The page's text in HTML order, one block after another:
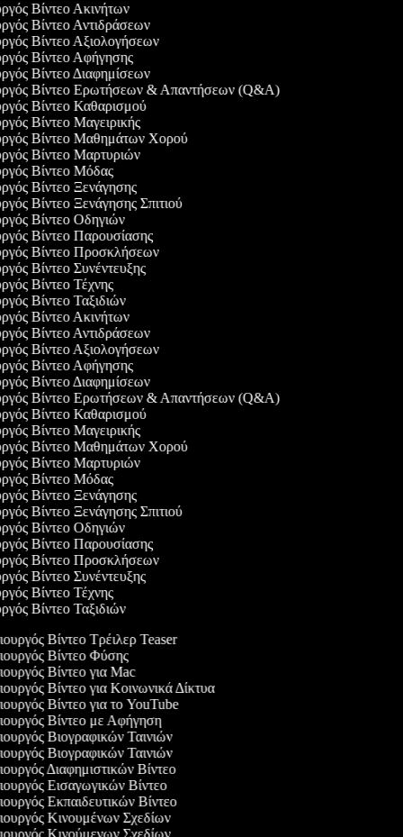
Βίντεο Ακινήτων
Βίντεο Αντιδράσεων
Βίντεο Αξιολογήσεων
Βίντεο Αφήγησης
Βίντεο Διαφημίσεων
Βίντεο Ερωτήσεων & Απαντήσεων (Q&A)
Βίντεο Καθαρισμού
Βίντεο Μαγειρικής
Βίντεο Μαθημάτων Χορού
Βίντεο Μαρτυριών
Βίντεο Μόδας
Βίντεο Ξενάγησης
Βίντεο Ξενάγησης Σπιτιού
Βίντεο Οδηγιών
Βίντεο Παρουσίασης
Βίντεο Προσκλήσεων
Βίντεο Συνέντευξης
Βίντεο Τέχνης
Βίντεο Ταξιδιών
Βίντεο Ακινήτων
Βίντεο Αντιδράσεων
Βίντεο Αξιολογήσεων
Βίντεο Αφήγησης
Βίντεο Διαφημίσεων
Βίντεο Ερωτήσεων & Απαντήσεων (Q&A)
Βίντεο Καθαρισμού
Βίντεο Μαγειρικής
Βίντεο Μαθημάτων Χορού
Βίντεο Μαρτυριών
Βίντεο Μόδας
Βίντεο Ξενάγησης
Βίντεο Ξενάγησης Σπιτιού
Βίντεο Οδηγιών
Βίντεο Παρουσίασης
Βίντεο Προσκλήσεων
Βίντεο Συνέντευξης
Βίντεο Τέχνης
Βίντεο Ταξιδιών
Βίντεο Τρέιλερ Teaser
Βίντεο Φύσης
Βίντεο για Mac
Βίντεο για Κοινωνικά Δίκτυα
Βίντεο για το YouTube
Βίντεο με Αφήγηση
Βιογραφικών Ταινιών
Βιογραφικών Ταινιών
Διαφημιστικών Βίντεο
Εισαγωγικών Βίντεο
Εκπαιδευτικών Βίντεο
Κινουμένων Σχεδίων